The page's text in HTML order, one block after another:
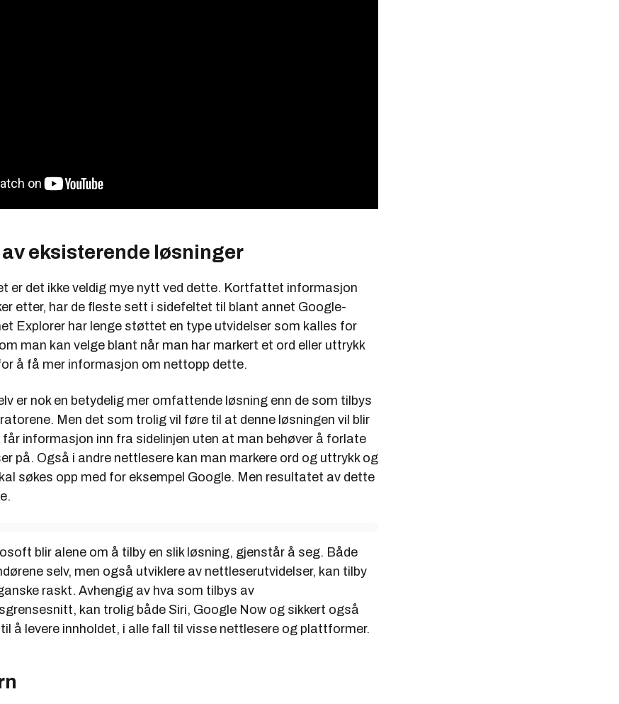
eksisterende løsninger
er det ikke veldig mye nytt ved dette. Kortfattet informasjon
etter, har de fleste sett i sidefeltet til blant annet Google-
Explorer har lenge støttet en type utvidelser som kalles for
man kan velge blant når man har markert et ord eller uttrykk
å få mer informasjon om nettopp dette.
er nok en betydelig mer omfattende løsning enn de som tilbys
Men det som trolig vil føre til at denne løsningen vil blir
får informasjon inn fra sidelinjen uten at man behøver å forlate
på. Også i andre nettlesere kan man markere ord og uttrykk og
søkes opp med for eksempel Google. Men resultatet av dette
blir alene om å tilby en slik løsning, gjenstår å seg. Både
selv, men også utviklere av nettleserutvidelser, kan tilby
raskt. Avhengig av hva som tilbys av
kan trolig både Siri, Google Now og sikkert også
å levere innholdet, i alle fall til visse nettlesere og plattformer.